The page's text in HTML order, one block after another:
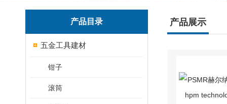
产品目录
五金工具建材
钳子
滚筒
产品展示